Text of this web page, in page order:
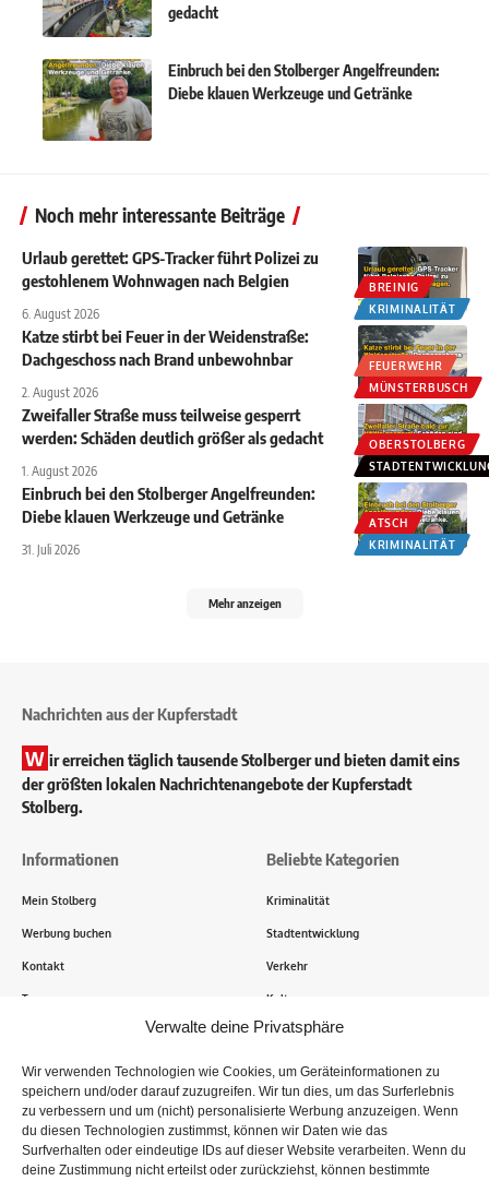
Verwalte deine Privatsphäre
Wir verwenden Technologien wie Cookies, um Geräteinformationen zu
speichern und/oder darauf zuzugreifen. Wir tun dies, um das Surferlebnis
zu verbessern und um (nicht) personalisierte Werbung anzuzeigen. Wenn
du diesen Technologien zustimmst, können wir Daten wie das
Surfverhalten oder eindeutige IDs auf dieser Website verarbeiten. Wenn du
deine Zustimmung nicht erteilst oder zurückziehst, können bestimmte
gedacht
Einbruch bei den Stolberger Angelfreunden:
Diebe klauen Werkzeuge und Getränke
Noch mehr interessante Beiträge
BREINIG
KRIMINALITÄT
Urlaub gerettet: GPS-Tracker führt Polizei zu
gestohlenem Wohnwagen nach Belgien
6. August 2026
FEUERWEHR
MÜNSTERBUSCH
Katze stirbt bei Feuer in der Weidenstraße:
Dachgeschoss nach Brand unbewohnbar
2. August 2026
OBERSTOLBERG
Zweifaller Straße muss teilweise gesperrt
werden: Schäden deutlich größer als gedacht
1. August 2026
ATSCH
KRIMINALITÄT
Einbruch bei den Stolberger Angelfreunden:
Diebe klauen Werkzeuge und Getränke
31. Juli 2026
Mehr anzeigen
Nachrichten aus der Kupferstadt
W ir erreichen täglich tausende Stolberger und bieten damit eins
der größten lokalen Nachrichtenangebote der Kupferstadt
Stolberg.
Informationen
Mein Stolberg
Werbung buchen
Kontakt
Transparenz
Beliebte Kategorien
Kriminalität
Stadtentwicklung
Verkehr
Kultur
Tausende Stolberger sind bereits dabei! Du sendest uns
Informationen, Bilder und Erlebnisse aus der Kupferstadt – Wir
recherchieren, sammeln Informationen und berichten!